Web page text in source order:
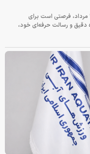
راویان آب، روایتگران تلاش و پیشرفت ۱۷ مرداد، فرصتی است برای
دقیق و رسالت حرفه‌ای خود،